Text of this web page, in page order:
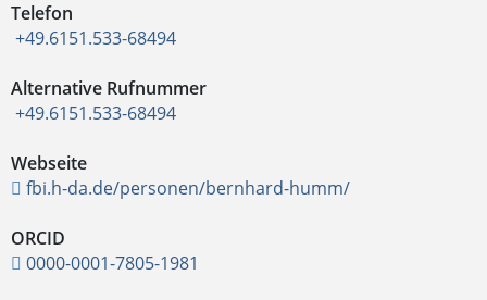
Telefon
+49.6151.533-68494
Alternative Rufnummer
+49.6151.533-68494
Webseite
fbi.h-da.de/personen/bernhard-humm/
ORCID
0000-0001-7805-1981